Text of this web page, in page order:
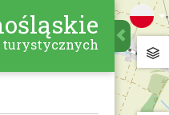
turystycznych